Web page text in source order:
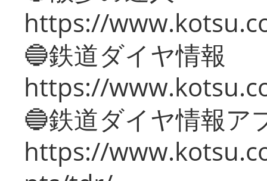
https://
🔵鉄道ダイヤ情報
https://
🔵鉄道ダイヤ情報ア
https://